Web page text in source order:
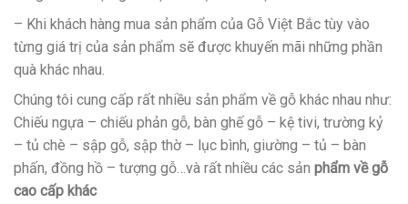
– Khi khách hàng mua sản phẩm của Gỗ Việt Bắc tùy vào
từng giá trị của sản phẩm sẽ được khuyến mãi những phần
quà khác nhau.
Chúng tôi cung cấp rất nhiều sản phẩm về gỗ khác nhau như:
Chiếu ngựa – chiếu phản gỗ, bàn ghế gỗ – kệ tivi, trường kỷ
– tủ chè – sập gỗ, sập thờ – lục bình, giường – tủ – bàn
phấn, đồng hồ – tượng gỗ…và rất nhiều các sản phẩm về gỗ
cao cấp khác